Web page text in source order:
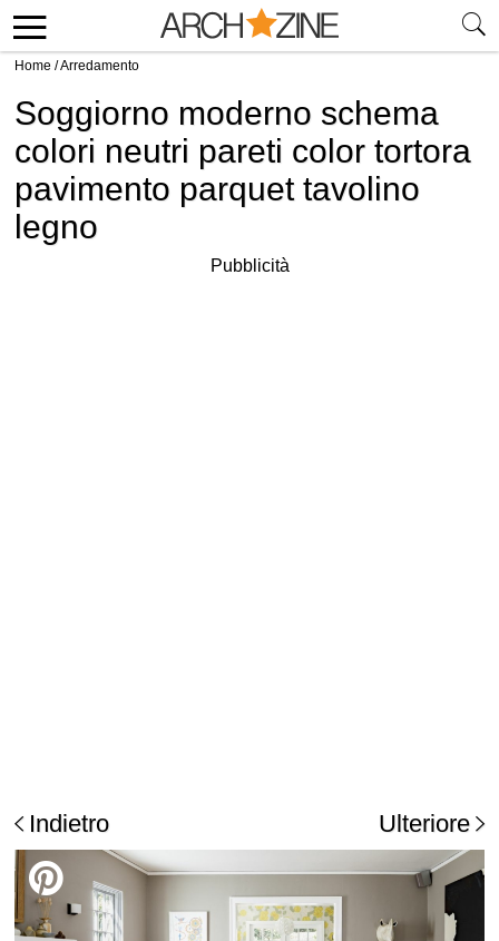
Home /Arredamento
Soggiorno moderno schema
colori neutri pareti color tortora
pavimento parquet tavolino
legno
Pubblicità
Indietro Ulteriore